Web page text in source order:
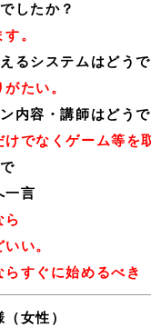
したか？
。
るシステムはどうで
たい。
内容・講師はどうで
けでなくゲーム等を
一言
ら
い。
すぐに始めるべき
女性）